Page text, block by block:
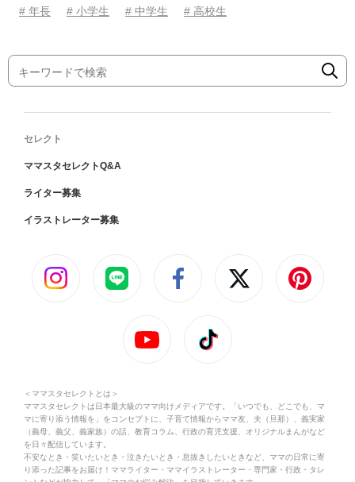
# 年長
# 小学生 # 中学生 # 高校生
セレクト
ママスタセレクトQ&A
ライター募集
イラストレーター募集
＜ママスタセレクトとは＞
ママスタセレクトは日本最大級のママ向けメディアです。「いつでも、どこでも、マ
マに寄り添う情報を」をコンセプトに、子育て情報からママ友、夫（旦那）、義実家
（義母、義父、義家族）の話、教育コラム、行政の育児支援、オリジナルまんがなど
を日々配信しています。
不安なとき・笑いたいとき・泣きたいとき・息抜きしたいときなど、ママの日常に寄
り添った記事をお届け！ママライター・ママイラストレーター・専門家・行政・タレ